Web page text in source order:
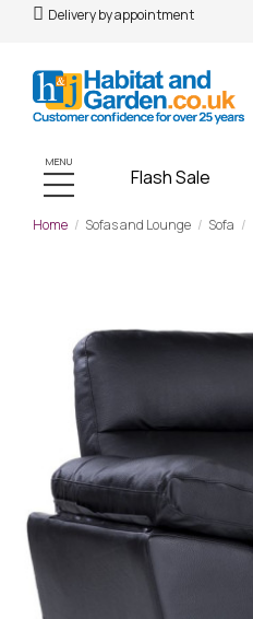
Delivery by appointment
MENU
Flash Sale
Home Sofas and Lounge Sofa